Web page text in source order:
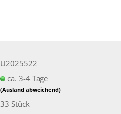
U2025522
ca. 3-4 Tage
(Ausland abweichend)
33 Stück